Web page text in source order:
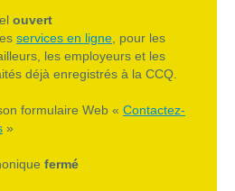
ouvert
services en ligne , pour les
les employeurs et les
déjà enregistrés à la CCQ.
formulaire Web « Contactez-
»
fermé